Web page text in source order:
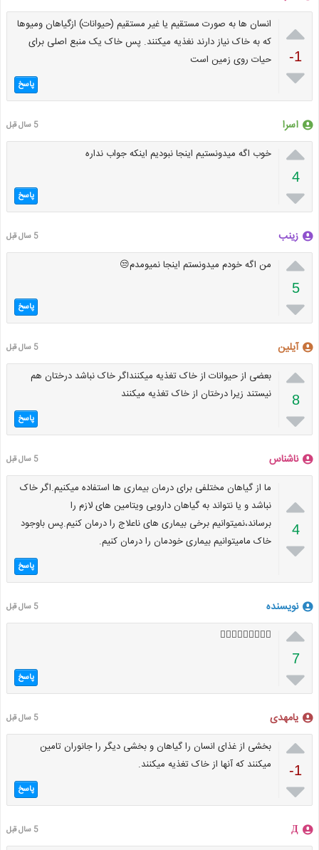

-1

انسان ها به صورت مستقیم یا غیر مستقیم (حیوانات) ازگیاهان ومیوها
که به خاک نیاز دارند نغذیه میکنند. پس خاک یک منبع اصلی برای
حیات روی زمین است
پاسخ
اسرا 5 سال قبل

4

خوب اگه میدونستیم اینجا نبودیم اینکه جواب نداره
پاسخ
زینب 5 سال قبل

5

من اگه خودم میدونستم اینجا نمیومدم😒
پاسخ
آیلین 5 سال قبل

8

بعضی از حیوانات از خاک تغذیه میکننداگر خاک نباشد درختان هم
نیستند زیرا درختان از خاک تغذیه میکنند
پاسخ
ناشناس 5 سال قبل

4

ما از گیاهان مختلفی برای درمان بیماری ها استفاده میکنیم.اگر خاک
نباشد و یا نتواند به گیاهان دارویی ویتامین های لازم را
برساند،نمیتوانیم برخی بیماری های ناعلاج را درمان کنیم.پس باوجود
خاک مامیتوانیم بیماری خودمان را درمان کنیم.
پاسخ
نویسنده 5 سال قبل

7

🤷🏻‍♀️🤷🏻‍♀️🤷🏻‍♀️
پاسخ
یا‌مهدی 5 سال قبل

-1

بخشی از غذای انسان را گیاهان و بخشی دیگر را جانوران تامین
میکنند که آنها از خاک تغذیه میکنند.
پاسخ
Д 5 سال قبل